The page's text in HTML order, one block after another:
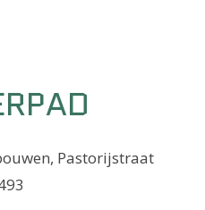
Pastorijstraat